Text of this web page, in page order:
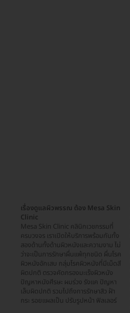
เรื่องดูแลผิวพรรณ ต้อง Mesa Skin
Clinic
Mesa Skin Clinic คลินิกเวชกรรมที่
ครบวงจร เราเปิดให้บริการพร้อมกันทั้ง
สองด้านทั้งด้านผิวหนังและความงาม ไม่
ว่าจะเป็นการรักษาผื่นแพ้ทุกชนิด ผื่นโรค
ผิวหนังอักเสบ กลุ่มโรคผิวหนังที่มีเม็ดสี
ผิดปกติ ตรวจคัดกรองมะเร็งผิวหนัง
ปัญหาหนังศีรษะ ผมร่วง รังแค ปัญหา
เล็บผิดปกติ รวมไปถึงการรักษาสิว ฝ้า
กระ รอยแผลเป็น ปรับรูปหน้า ฟิลเลอร์
เรื่องความงามให้ผู้ใช้บริการได้อย่างถูก